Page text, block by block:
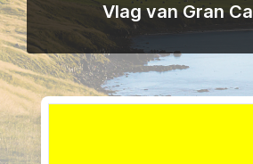
Vlag van Gran